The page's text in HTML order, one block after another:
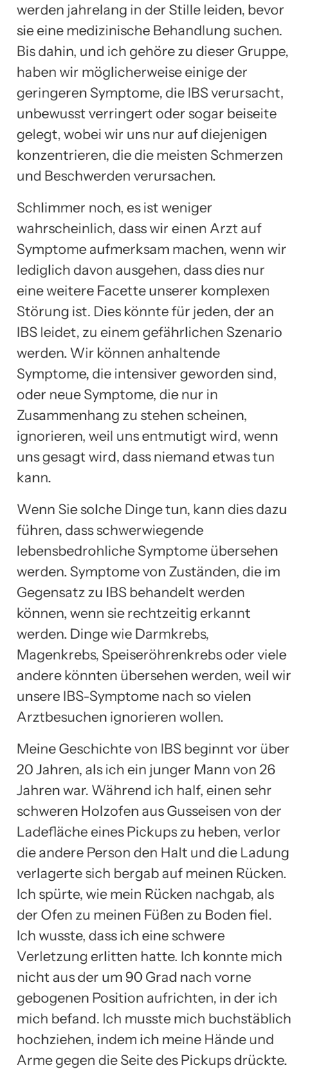
werden jahrelang in der Stille leiden, bevor
sie eine medizinische Behandlung suchen.
Bis dahin, und ich gehöre zu dieser Gruppe,
haben wir möglicherweise einige der
geringeren Symptome, die IBS verursacht,
unbewusst verringert oder sogar beiseite
gelegt, wobei wir uns nur auf diejenigen
konzentrieren, die die meisten Schmerzen
und Beschwerden verursachen.
Schlimmer noch, es ist weniger
wahrscheinlich, dass wir einen Arzt auf
Symptome aufmerksam machen, wenn wir
lediglich davon ausgehen, dass dies nur
eine weitere Facette unserer komplexen
Störung ist. Dies könnte für jeden, der an
IBS leidet, zu einem gefährlichen Szenario
werden. Wir können anhaltende
Symptome, die intensiver geworden sind,
oder neue Symptome, die nur in
Zusammenhang zu stehen scheinen,
ignorieren, weil uns entmutigt wird, wenn
uns gesagt wird, dass niemand etwas tun
kann.
Wenn Sie solche Dinge tun, kann dies dazu
führen, dass schwerwiegende
lebensbedrohliche Symptome übersehen
werden. Symptome von Zuständen, die im
Gegensatz zu IBS behandelt werden
können, wenn sie rechtzeitig erkannt
werden. Dinge wie Darmkrebs,
Magenkrebs, Speiseröhrenkrebs oder viele
andere könnten übersehen werden, weil wir
unsere IBS-Symptome nach so vielen
Arztbesuchen ignorieren wollen.
Meine Geschichte von IBS beginnt vor über
20 Jahren, als ich ein junger Mann von 26
Jahren war. Während ich half, einen sehr
schweren Holzofen aus Gusseisen von der
Ladefläche eines Pickups zu heben, verlor
die andere Person den Halt und die Ladung
verlagerte sich bergab auf meinen Rücken.
Ich spürte, wie mein Rücken nachgab, als
der Ofen zu meinen Füßen zu Boden fiel.
Ich wusste, dass ich eine schwere
Verletzung erlitten hatte. Ich konnte mich
nicht aus der um 90 Grad nach vorne
gebogenen Position aufrichten, in der ich
mich befand. Ich musste mich buchstäblich
hochziehen, indem ich meine Hände und
Arme gegen die Seite des Pickups drückte.